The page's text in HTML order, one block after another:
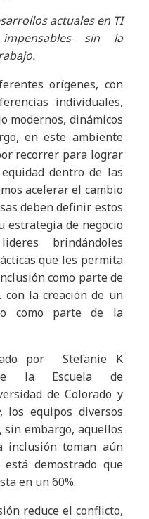
actuales en TI
sin la
orígenes, con
individuales,
modernos, dinámicos
en este ambiente
recorrer para lograr
dentro de las
acelerar el cambio
deben definir estos
estrategia de negocio
brindándoles
que les permita
como parte de
con la creación de un
como parte de la
por Stefanie K
la Escuela de
de Colorado y
, los equipos diversos
sin embargo, aquellos
inclusión toman aún
está demostrado que
en un 60%.
reduce el conflicto,